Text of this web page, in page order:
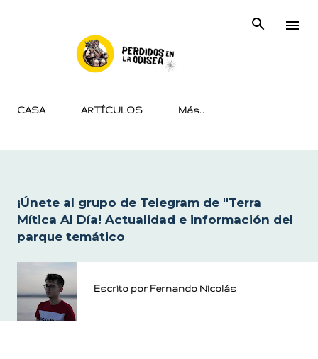
CASA ARTÍCULOS Más…
¡Únete al grupo de Telegram de "Terra
Mítica Al Día! Actualidad e información del
parque temático
Escrito por Fernando Nicolás